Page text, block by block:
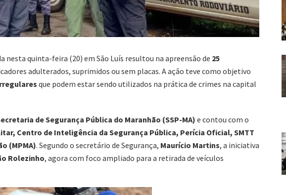
nesta quinta-feira (20) em São Luís resultou na apreensão de 25
adulterados, suprimidos ou sem placas. A ação teve como objetivo
que podem estar sendo utilizados na prática de crimes na capital
de Segurança Pública do Maranhão (SSP-MA) e contou com o
Centro de Inteligência da Segurança Pública, Perícia Oficial, SMTT
(MPMA). Segundo o secretário de Segurança, Maurício Martins, a iniciativa
Rolezinho, agora com foco ampliado para a retirada de veículos